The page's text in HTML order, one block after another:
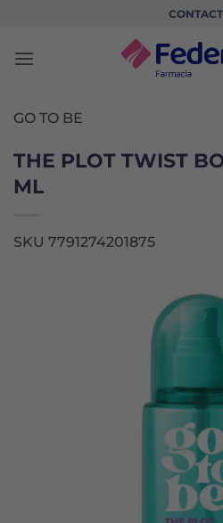
contenido
GO TO BE
THE PLOT TWIST
ML
SKU 7791274201875